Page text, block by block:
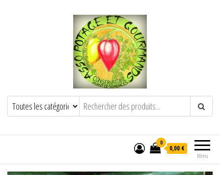
POTAGE ET GOURMANDSSemence paysanne naturelle
——————————————-
Menu
0
0,00 €